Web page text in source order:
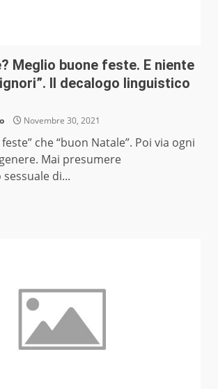
Meglio buone feste. E niente
Il decalogo linguistico
Novembre 30, 2021
che “buon Natale”. Poi via ogni
Mai presumere
di...